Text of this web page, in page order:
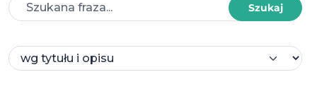
Szukaj